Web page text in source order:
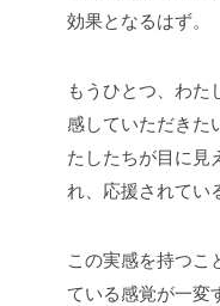
効果となるはず。
もうひとつ、わた
感していただきた
たしたちが目に見
れ、応援されてい
この実感を持つこ
ている感覚が一変